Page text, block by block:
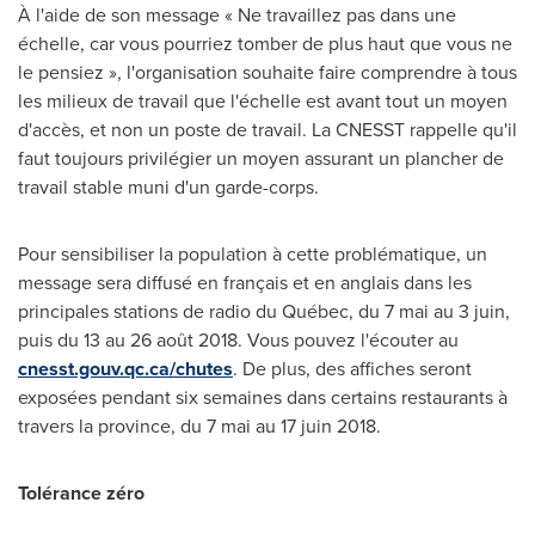
À l'aide de son message « Ne travaillez pas dans une
échelle, car vous pourriez tomber de plus haut que vous ne
le pensiez », l'organisation souhaite faire comprendre à tous
les milieux de travail que l'échelle est avant tout un moyen
d'accès, et non un poste de travail. La CNESST rappelle qu'il
faut toujours privilégier un moyen assurant un plancher de
travail stable muni d'un garde-corps.
Pour sensibiliser la population à cette problématique, un
message sera diffusé en français et en anglais dans les
principales stations de radio du Québec, du 7 mai au 3 juin,
puis du 13 au 26 août 2018. Vous pouvez l'écouter au
cnesst.gouv.qc.ca/chutes. De plus, des affiches seront
exposées pendant six semaines dans certains restaurants à
travers la province, du 7 mai au 17 juin 2018.
Tolérance zéro